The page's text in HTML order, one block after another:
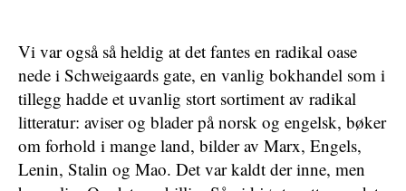
Vi var også så heldig at det fantes en radikal oase
nede i Schweigaards gate, en vanlig bokhandel som i
tillegg hadde et uvanlig stort sortiment av radikal
litteratur: aviser og blader på norsk og engelsk, bøker
om forhold i mange land, bilder av Marx, Engels,
Lenin, Stalin og Mao. Det var kaldt der inne, men